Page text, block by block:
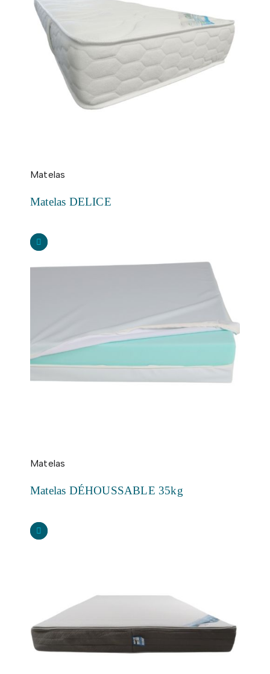
Matelas
Matelas DELICE
Matelas
Matelas DÉHOUSSABLE 35kg